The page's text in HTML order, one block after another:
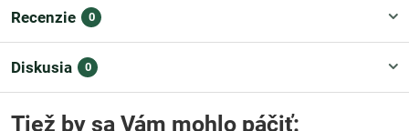
Recenzie 0
Diskusia 0
Tiež by sa Vám mohlo páčiť: